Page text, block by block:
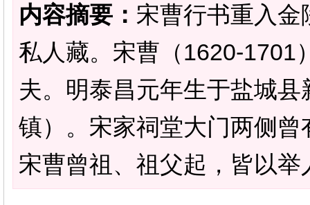
内容摘要： 宋曹行书重入金
私人藏。宋曹（1620-1701
夫。明泰昌元年生于盐城
镇）。宋家祠堂大门两侧
宋曹曾祖、祖父起，皆以举